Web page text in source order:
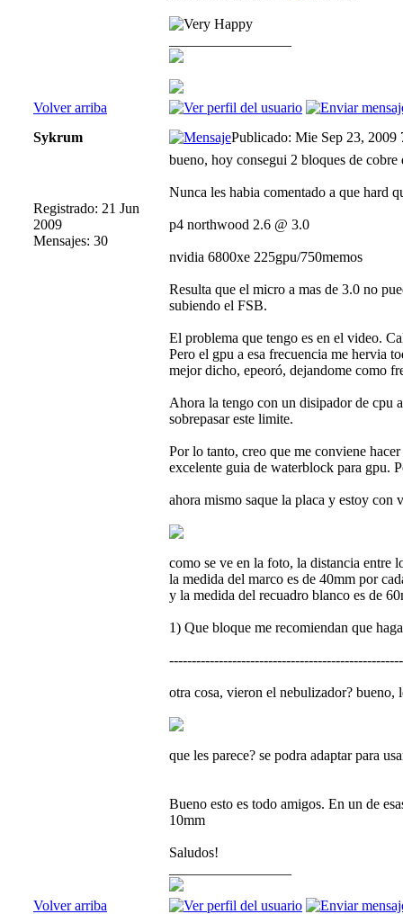
Volver arriba
Sykrum
Publicado: Mie Sep 23, 2009
Registrado: 21 Jun
2009
Mensajes: 30
bueno, hoy consegui 2 bloques de
Nunca les habia comentado a que hard
p4 northwood 2.6 @ 3.0
nvidia 6800xe 225gpu/750memos
Resulta que el micro a mas de 3.0 no
subiendo el FSB.
El problema que tengo es en el video.
Pero el gpu a esa frecuencia me hervia
mejor dicho, epeoró, dejandome como
Ahora la tengo con un disipador de cpu
sobrepasar este limite.
Por lo tanto, creo que me conviene
excelente guia de waterblock para gpu.
ahora mismo saque la placa y estoy con
como se ve en la foto, la distancia entre
la medida del marco es de 40mm por
y la medida del recuadro blanco es de
1) Que bloque me recomiendan que
otra cosa, vieron el nebulizador?
que les parece? se podra adaptar para
Bueno esto es todo amigos. En un de
10mm
Saludos!
Volver arriba